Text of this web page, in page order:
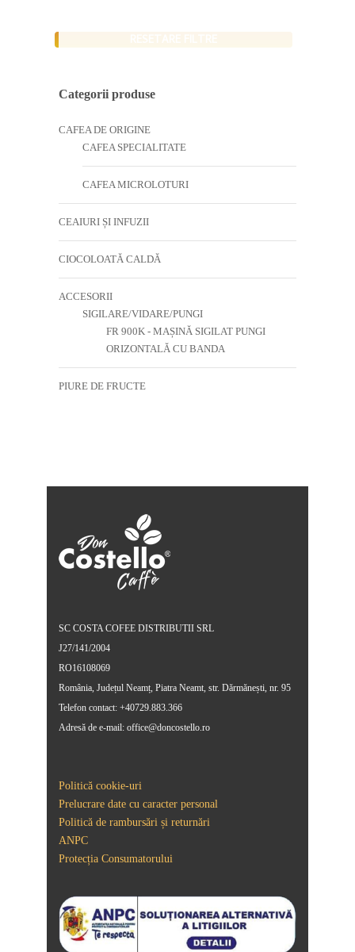
Categorii produse
CAFEA DE ORIGINE
CAFEA SPECIALITATE
CAFEA MICROLOTURI
CEAIURI ȘI INFUZII
CIOCOLOATĂ CALDĂ
ACCESORII
SIGILARE/VIDARE/PUNGI
FR 900K - MAȘINĂ SIGILAT PUNGI
ORIZONTALĂ CU BANDA
PIURE DE FRUCTE
SC COSTA COFEE DISTRIBUTII SRL
J27/141/2004
RO16108069
România, Județul Neamț, Piatra Neamt, str. Dărmănești, nr. 95
Telefon contact: +40729.883.366
Adresă de e-mail: office@doncostello.ro
Politică cookie-uri
Prelucrare date cu caracter personal
Politică de rambursări și returnări
ANPC
Protecția Consumatorului